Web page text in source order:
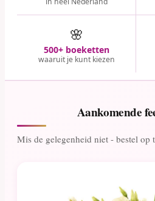
🌸
500+ boeketten
waaruit je kunt kiezen
Aankomende
Mis de gelegenheid niet - bestel